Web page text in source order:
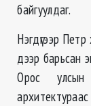
байгуулдаг.
Нэгдүгээр
дээр барьсан
Орос